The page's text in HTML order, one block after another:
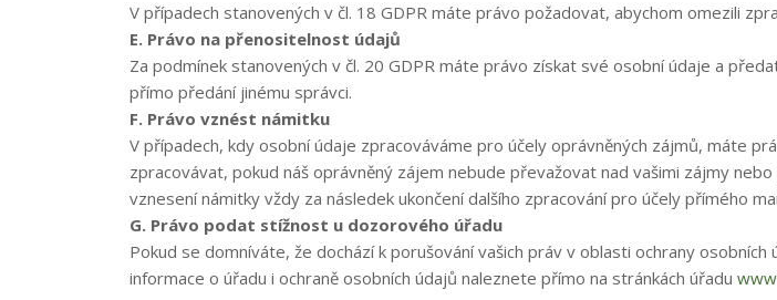
V případech stanovených v čl. 18 GDPR máte právo požadovat, abychom omezili
E. Právo na přenositelnost údajů
Za podmínek stanovených v čl. 20 GDPR máte právo získat své osobní údaje a
přímo předání jinému správci.
F. Právo vznést námitku
V případech, kdy osobní údaje zpracováváme pro účely oprávněných zájmů, máte
zpracovávat, pokud náš oprávněný zájem nebude převažovat nad vašimi zájmy
vznesení námitky vždy za následek ukončení dalšího zpracování pro účely přímého
G. Právo podat stížnost u dozorového úřadu
Pokud se domníváte, že dochází k porušování vašich práv v oblasti ochrany
informace o úřadu i ochraně osobních údajů naleznete přímo na stránkách úřadu